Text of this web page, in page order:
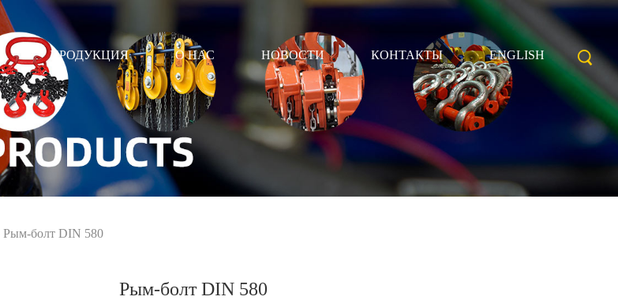
ПРОДУКЦИЯ О НАС НОВОСТИ КОНТАКТЫ ENGLISH
Рым-болт DIN 580
Рым-болт DIN 580